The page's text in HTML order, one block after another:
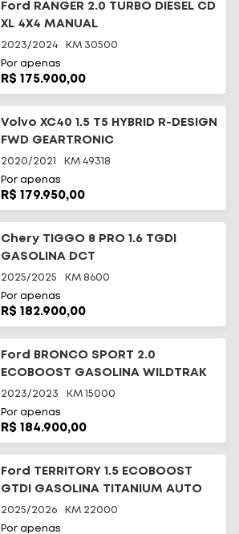
Ford RANGER 2.0 TURBO DIESEL CD
XL 4X4 MANUAL
2023/2024 KM 30500
Por apenas
R$ 175.900,00
Volvo XC40 1.5 T5 HYBRID R-DESIGN
FWD GEARTRONIC
2020/2021 KM 49318
Por apenas
R$ 179.950,00
Chery TIGGO 8 PRO 1.6 TGDI
GASOLINA DCT
2025/2025 KM 8600
Por apenas
R$ 182.900,00
Ford BRONCO SPORT 2.0
ECOBOOST GASOLINA WILDTRAK
4X4 SE
2023/2023 KM 15000
Por apenas
R$ 184.900,00
Ford TERRITORY 1.5 ECOBOOST
GTDI GASOLINA TITANIUM AUTO
2025/2026 KM 22000
Por apenas